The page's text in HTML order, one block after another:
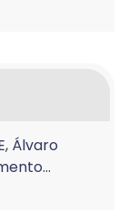
Álvaro